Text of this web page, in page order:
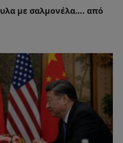
με σαλμονέλα…. από